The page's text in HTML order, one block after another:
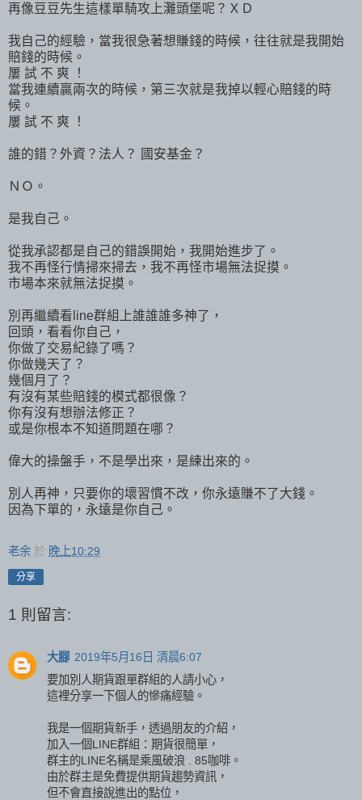
再像豆豆先生這樣單騎攻上灘頭堡呢？ＸＤ
我自己的經驗，當我很急著想賺錢的時候，往往就是我開始
賠錢的時候。
屢 試 不 爽 ！
當我連續贏兩次的時候，第三次就是我掉以輕心賠錢的時
候。
屢 試 不 爽 ！
誰的錯？外資？法人？ 國安基金？
ＮＯ。
是我自己。
從我承認都是自己的錯誤開始，我開始進步了。
我不再怪行情掃來掃去，我不再怪市場無法捉摸。
市場本來就無法捉摸。
別再繼續看line群組上誰誰誰多神了，
回頭，看看你自己，
你做了交易紀錄了嗎？
你做幾天了？
幾個月了？
有沒有某些賠錢的模式都很像？
你有沒有想辦法修正？
或是你根本不知道問題在哪？
偉大的操盤手，不是學出來，是練出來的。
別人再神，只要你的壞習慣不改，你永遠賺不了大錢。
因為下單的，永遠是你自己。
老余 於 晚上10:29
分享
1 則留言:
大腳 2019年5月16日 清晨6:07
要加別人期貨跟單群組的人請小心，
這裡分享一下個人的慘痛經驗。
我是一個期貨新手，透過朋友的介紹，
加入一個LINE群組：期貨很簡單，
群主的LINE名稱是乘風破浪 . 85咖啡。
由於群主是免費提供期貨趨勢資訊，
但不會直接說進出的點位，